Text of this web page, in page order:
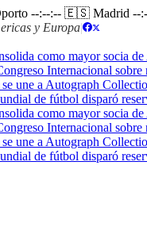
--:--:-- 🇪🇸 Madrid --
y Europa|
como mayor socia
Internacional
une a Autograph
de fútbol disparó
como mayor socia
Internacional
une a Autograph
de fútbol disparó